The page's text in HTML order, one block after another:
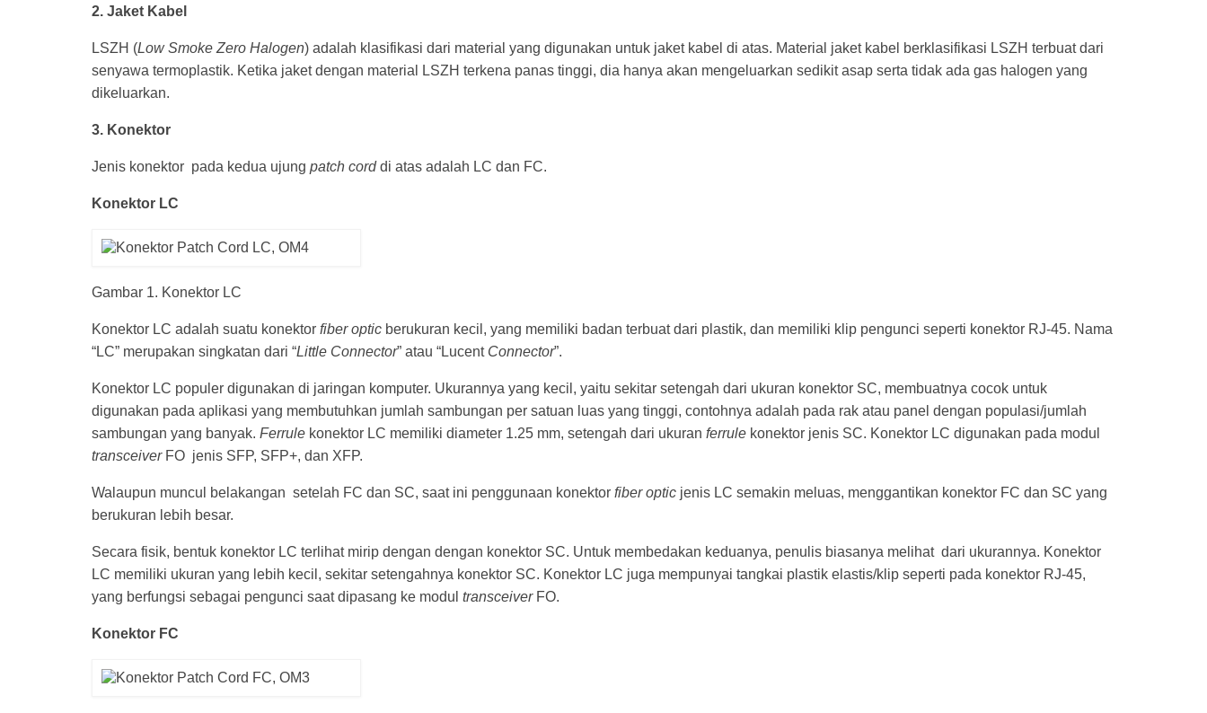
2. Jaket Kabel
LSZH (Low Smoke Zero Halogen) adalah klasifikasi dari material yang digunakan untuk jaket kabel di atas. Material jaket kabel berklasifikasi LSZH terbuat dari
senyawa termoplastik. Ketika jaket dengan material LSZH terkena panas tinggi, dia hanya akan mengeluarkan sedikit asap serta tidak ada gas halogen yang
dikeluarkan.
3. Konektor
Jenis konektor pada kedua ujung patch corddi atas adalah LC dan FC.
Konektor LC
Gambar 1. Konektor LC
Konektor LC adalah suatu konektor fiber optic berukuran kecil, yang memiliki badan terbuat dari plastik, dan memiliki klip pengunci seperti konektor RJ-45. Nama
“LC” merupakan singkatan dari “Little Connector” atau “Lucent Connector”.
Konektor LC populer digunakan di jaringan komputer. Ukurannya yang kecil, yaitu sekitar setengah dari ukuran konektor SC, membuatnya cocok untuk
digunakan pada aplikasi yang membutuhkan jumlah sambungan per satuan luas yang tinggi, contohnya adalah pada rak atau panel dengan populasi/jumlah
sambungan yang banyak. Ferrule konektor LC memiliki diameter 1.25 mm, setengah dari ukuran ferrule konektor jenis SC. Konektor LC digunakan pada modul
transceiverFO jenis SFP, SFP+, dan XFP.
Walaupun muncul belakangan setelah FC dan SC, saat ini penggunaan konektor fiber optic jenis LC semakin meluas, menggantikan konektor FC dan SC yang
berukuran lebih besar.
Secara fisik, bentuk konektor LC terlihat mirip dengan dengan konektor SC. Untuk membedakan keduanya, penulis biasanya melihat dari ukurannya. Konektor
LC memiliki ukuran yang lebih kecil, sekitar setengahnya konektor SC. Konektor LC juga mempunyai tangkai plastik elastis/klip seperti pada konektor RJ-45,
yang berfungsi sebagai pengunci saat dipasang ke modul transceiver FO.
Konektor FC